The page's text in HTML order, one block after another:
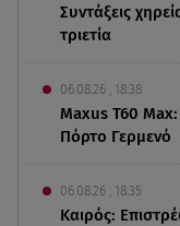
Συντάξεις
τριετία
06.08.26 , 18:38
Maxus T60
Πόρτο Γερμενό
06.08.26 , 18:35
Καιρός: